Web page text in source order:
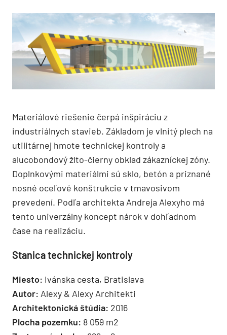
Materiálové riešenie čerpá inšpiráciu z
industriálnych stavieb. Základom je vlnitý plech na
utilitárnej hmote technickej kontroly a
alucobondový žlto-čierny obklad zákazníckej zóny.
Doplnkovými materiálmi sú sklo, betón a priznané
nosné oceľové konštrukcie v tmavosivom
prevedení. Podľa architekta Andreja Alexyho má
tento univerzálny koncept nárok v dohľadnom
čase na realizáciu.
Stanica technickej kontroly
Miesto: Ivánska cesta, Bratislava
Autor: Alexy & Alexy Architekti
Architektonická štúdia: 2016
Plocha pozemku: 8 059 m2